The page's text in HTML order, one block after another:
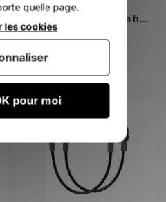
Bouts de harnais Goya harness line skinny
Goya
DÈS 28,00 €
quelle page.
pour moi
les cookies